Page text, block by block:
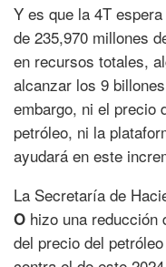
Y es que la 4T
de 235,970 millones
en recursos totales,
alcanzar los 9
embargo, ni el precio
petróleo, ni la
ayudará en este
La Secretaría de
O hizo una reducción
del precio del